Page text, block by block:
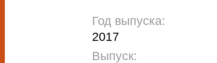
Год выпуска:
2017
Выпуск: